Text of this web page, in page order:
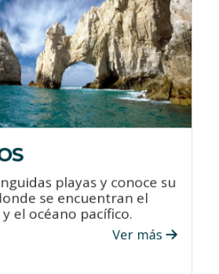
playas y conoce su
se encuentran el
el océano pacífico.
Ver más
Cabo San Lucas que es
naturales más
de la región.
el desierto, diviértete
llénate de adrenalina
y emociónate con la
con actividades que
con ballenas.